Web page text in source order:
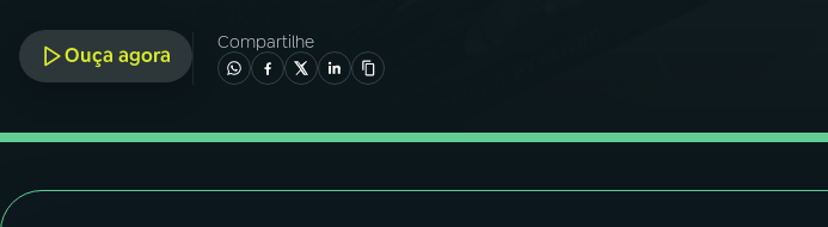
FESTIVAL DE MÚSICA
ACOMPANHE A RÁDIO NACIONAL
Ouça agora
Compartilhe